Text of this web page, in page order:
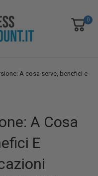
0
A cosa serve, benefici e
A Cosa
E